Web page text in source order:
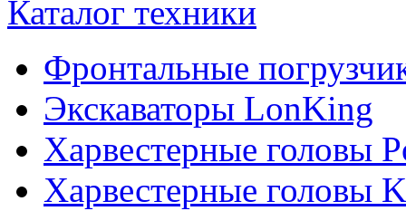
Каталог техники
Фронтальные
Экскаваторы LonKing
Харвестерные головы
Харвестерные головы